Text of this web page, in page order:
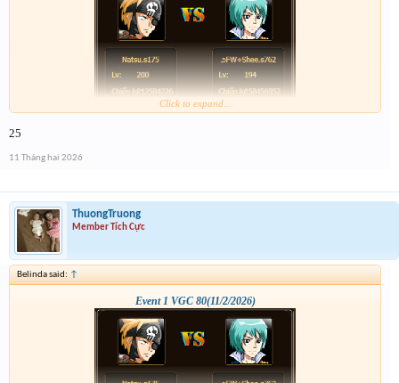
Click to expand...
25
11 Tháng hai 2026
ThuongTruong
Member Tích Cực
Belinda said: ↑
Event 1 VGC 80(11/2/2026)